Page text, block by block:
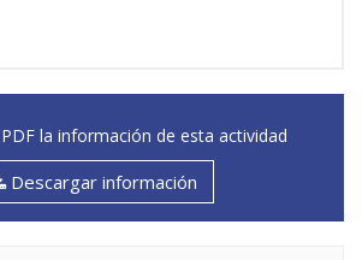
Descarga en PDF la información de esta actividad
Descargar información